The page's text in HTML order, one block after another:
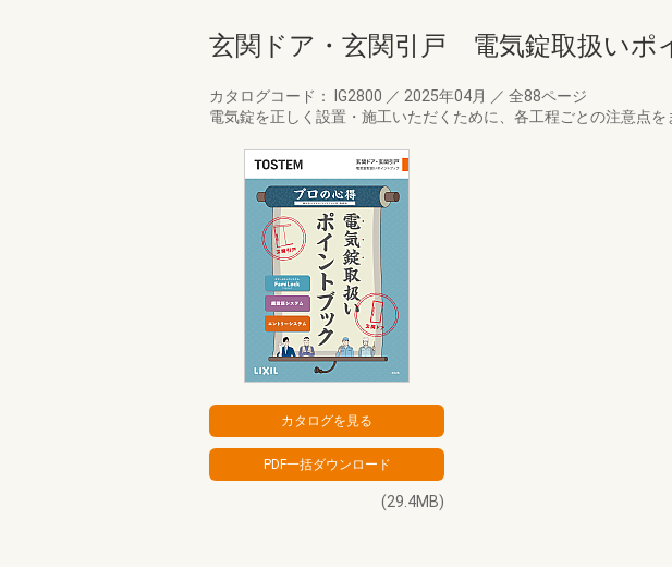
玄関ドア・玄関引戸 電気錠取扱いポ
カタログコード： IG2800 ／ 2025年04月 ／ 全88ページ
電気錠を正しく設置・施工いただくために、各工程ごとの注意点
(29.4MB)